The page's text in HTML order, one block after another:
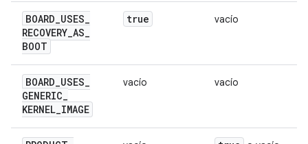
BOARD_USES_
RECOVERY_AS_
BOOT
true vacío
BOARD_USES_
GENERIC_
KERNEL_IMAGE
vacío vacío